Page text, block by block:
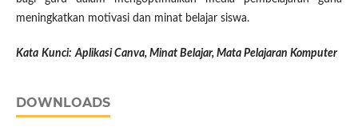
meningkatkan motivasi dan minat belajar siswa.
Kata Kunci: Aplikasi Canva, Minat Belajar, Mata Pelajaran Komputer
DOWNLOADS